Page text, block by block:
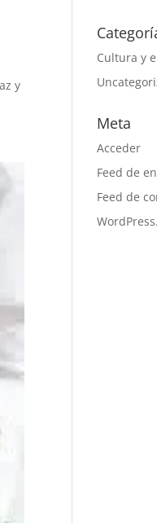
y
Cultura y
Meta
Acceder
Feed de
Feed de